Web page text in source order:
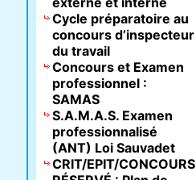
Cycle préparatoire au
concours d’inspecteur
du travail
Concours et Examen
professionnel :
SAMAS
S.A.M.A.S. Examen
professionnalisé
(ANT) Loi Sauvadet
CRIT/EPIT/CONCOURS